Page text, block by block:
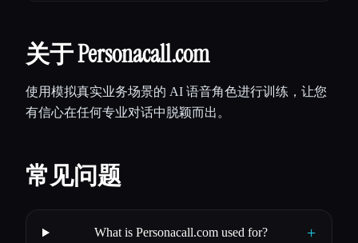
关于 Personacall.com
使用模拟真实业务场景的 AI 语音角色进行训练，让您
有信心在任何专业对话中脱颖而出。
常见问题
What is Personacall.com used for? +